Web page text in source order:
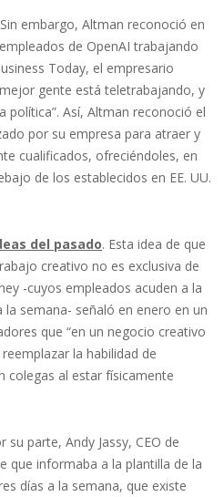
embargo, Altman reconoció en
de OpenAI trabajando
Today, el empresario
gente está teletrabajando, y
Así, Altman reconoció el
por su empresa para atraer y
cualificados, ofreciéndoles, en
de los establecidos en EE. UU.
del pasado. Esta idea de que
creativo no es exclusiva de
-cuyos empleados acuden a la
semana- señaló en enero en un
que “en un negocio creativo
la habilidad de
colegas al estar físicamente
su parte, Andy Jassy, CEO de
que informaba a la plantilla de la
días a la semana, que existe